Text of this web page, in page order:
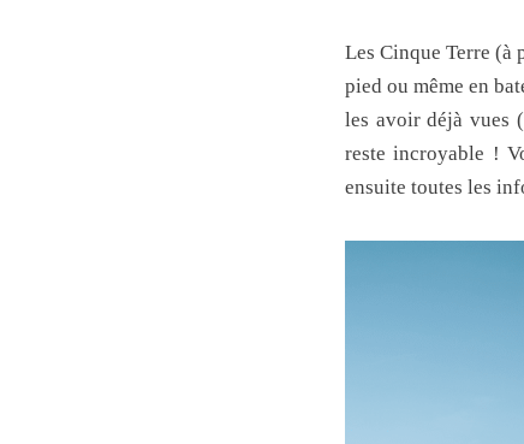
Les Cinque Terre (à
pied ou même en
les avoir déjà vues
reste incroyable !
ensuite toutes les